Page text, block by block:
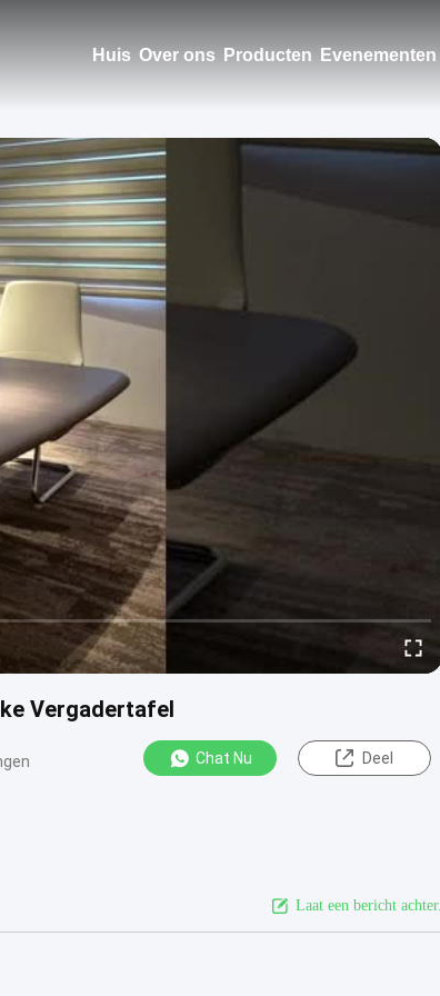
Huis Over ons Producten Evenementen
Vergadertafel
Chat Nu Deel
Laat een bericht achter.